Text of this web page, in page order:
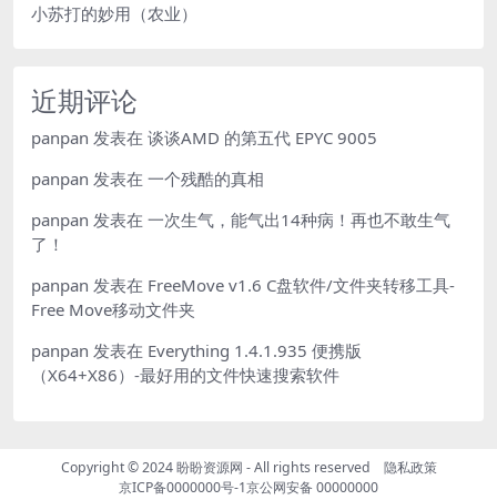
小苏打的妙用（农业）
近期评论
panpan 发表在 谈谈AMD 的第五代 EPYC 9005
panpan 发表在 一个残酷的真相
panpan 发表在 一次生气，能气出14种病！再也不敢生气
了！
panpan 发表在 FreeMove v1.6 C盘软件/文件夹转移工具-
Free Move移动文件夹
panpan 发表在 Everything 1.4.1.935 便携版
（X64+X86）-最好用的文件快速搜索软件
Copyright © 2024盼盼资源网 - All rights reserved 隐私政策
京ICP备0000000号-1京公网安备 00000000